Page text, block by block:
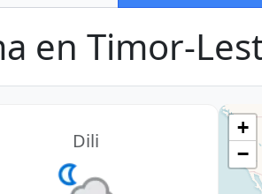
en Timor-
Dili
+
−